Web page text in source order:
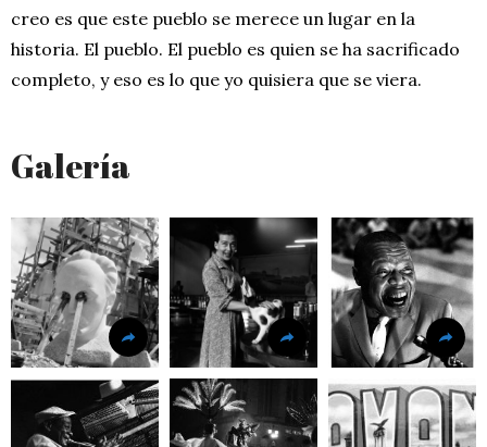
creo es que este pueblo se merece un lugar en la
historia. El pueblo. El pueblo es quien se ha sacrificado
completo, y eso es lo que yo quisiera que se viera.
Galería